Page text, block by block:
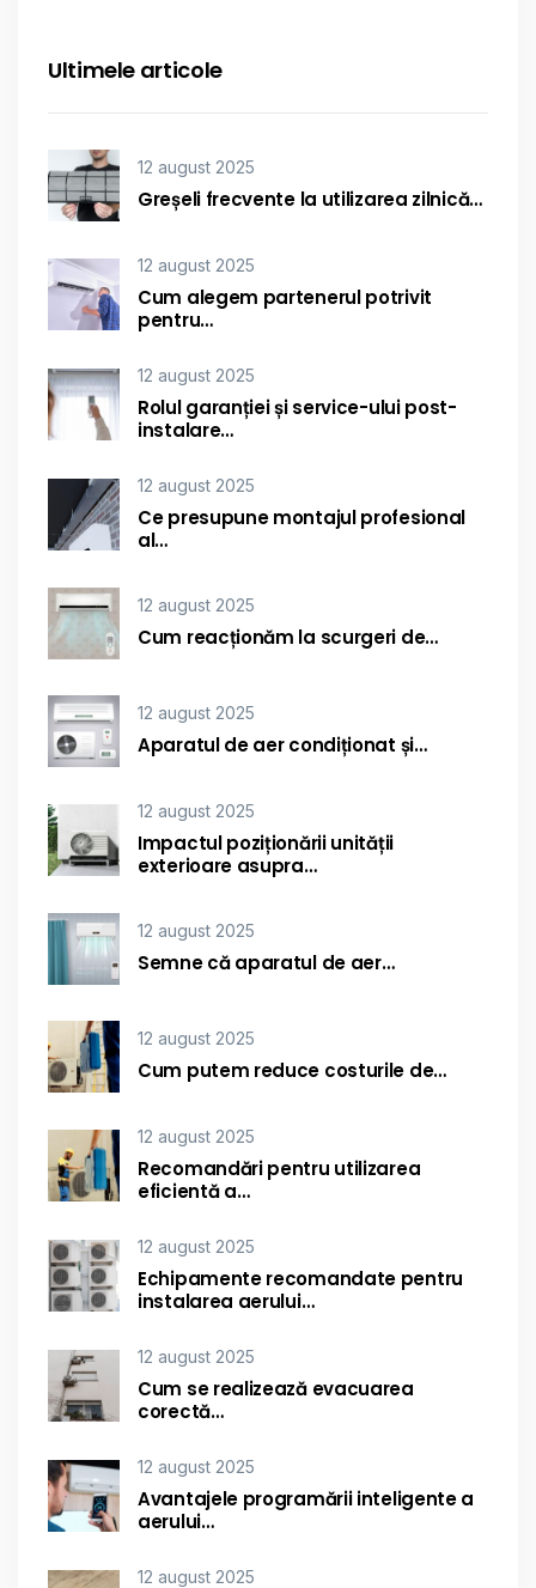
Ultimele articole
12 august 2025
Greșeli frecvente la utilizarea zilnică…
12 august 2025
Cum alegem partenerul potrivit
pentru…
12 august 2025
Rolul garanției și service-ului post-
instalare…
12 august 2025
Ce presupune montajul profesional
al…
12 august 2025
Cum reacționăm la scurgeri de…
12 august 2025
Aparatul de aer condiționat și…
12 august 2025
Impactul poziționării unității
exterioare asupra…
12 august 2025
Semne că aparatul de aer…
12 august 2025
Cum putem reduce costurile de…
12 august 2025
Recomandări pentru utilizarea
eficientă a…
12 august 2025
Echipamente recomandate pentru
instalarea aerului…
12 august 2025
Cum se realizează evacuarea
corectă…
12 august 2025
Avantajele programării inteligente a
aerului…
12 august 2025